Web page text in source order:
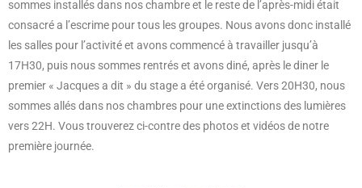
sommes installés dans nos chambre et le reste de l’après-midi était
consacré a l’escrime pour tous les groupes. Nous avons donc installé
les salles pour l’activité et avons commencé à travailler jusqu’à
17H30, puis nous sommes rentrés et avons diné, après le diner le
premier « Jacques a dit » du stage a été organisé. Vers 20H30, nous
sommes allés dans nos chambres pour une extinctions des lumières
vers 22H. Vous trouverez ci-contre des photos et vidéos de notre
première journée.